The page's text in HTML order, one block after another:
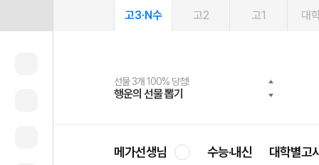
고3·N수 고2 고1 대
선물 3개 100% 당첨!
행운의 선물 뽑기
선물 100% 증정!
메가스터디 X 올리브
여름방학 스터디 캐시백
메가런 썸머스쿨
2027 러셀 단과
강사 공개선발
스마트러닝앱
설문 EVENT
메가패스
3일 무료 체험권
메가패스 수강생 무료혜택!
메가클럽 멤버십
사회공헌 캠페인
희망이룸 메가나눔
메가선생님 수능·내신 대학별고